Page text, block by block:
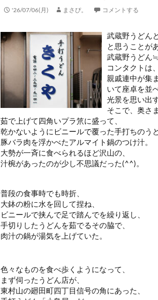
'26/07/06(月) まさぴ。 コメントする
武蔵野うどん
と思うことが
武蔵野うどん
コンタクトは
親戚連中が集
いて座卓を並
光景を思い出す
そこで、奥さ
茹で上げて四角いプラ笊に盛って、
乾かないようにビニールで覆った手打ちのう
豚バラ肉を浮かべたアルマイト鍋のつけ汁。
大勢が一斉に食べられるほど沢山の、
汁椀があったのが少し不思議だった(^^)。
普段の食事時でも時折、
大鉢の粉に水を回して捏ね、
ビニールで挟んで足で踏んでを繰り返し、
手切りしたうどんを茹でるその脇で、
肉汁の鍋が湯気を上げていた。
色々なものを食べ歩くようになって、
まず伺ったうどん店が、
東村山の廻田町四丁目信号の角にあった、